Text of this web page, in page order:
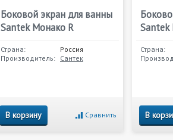
Боковой экран для ванны
Santek Монако R
Страна:
Россия
Производитель: Сантек
В корзину Сравнить
Santek
Страна:
В